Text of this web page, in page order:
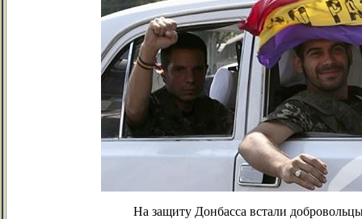
На защиту Донбасса встали